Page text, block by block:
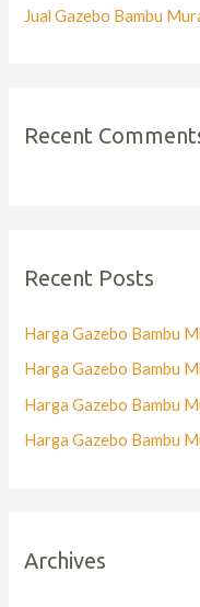
Jual Gazebo Bambu
Recent
Recent Posts
Harga Gazebo Bambu
Harga Gazebo Bambu
Harga Gazebo Bambu
Harga Gazebo Bambu
Archives